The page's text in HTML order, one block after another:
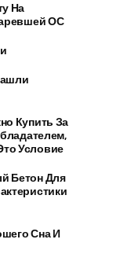
На
ОС
Купить За
Условие
Бетон Для
Сна И